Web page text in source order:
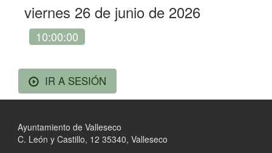
viernes 26 de junio de 2026
10:00:00
IR A SESIÓN
Ayuntamiento de Valleseco
C. León y Castillo, 12 35340, Valleseco